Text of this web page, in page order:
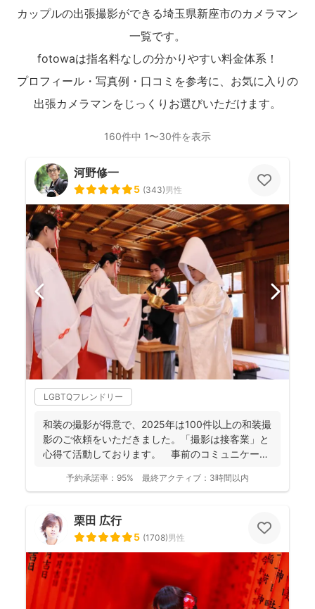
カップルの出張撮影ができる埼玉県新座市のカメラマン
一覧です。
fotowaは指名料なしの分かりやすい料金体系！
プロフィール・写真例・口コミを参考に、お気に入りの
出張カメラマンをじっくりお選びいただけます。
160件中 1〜30件を表示
河野修一
5 (343)男性
LGBTQフレンドリー
和装の撮影が得意で、2025年は100件以上の和装撮
影のご依頼をいただきました。「撮影は接客業」と
心得て活動しております。 事前のコミュニケーシ
予約承諾率： 95% 最終アクティブ： 3時間以内
栗田 広行
5 (1708)男性